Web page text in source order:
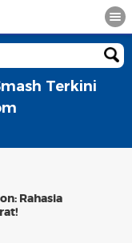
Terkini
Rahasia